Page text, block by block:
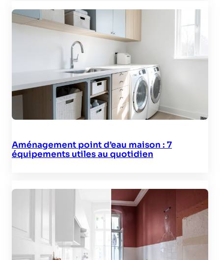
Aménagement point d’eau maison : 7
équipements utiles au quotidien